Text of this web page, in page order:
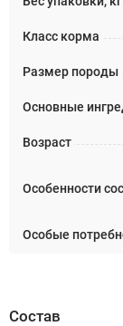
Класс корма
Размер породы
Основные
Возраст
Особенности
Особые
Состав